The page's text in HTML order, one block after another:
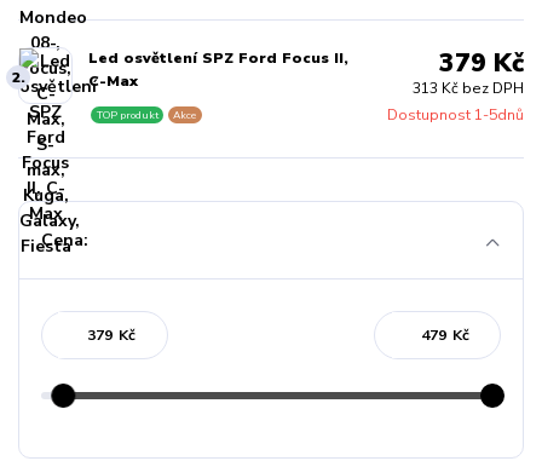
2.
Led osvětlení SPZ Ford Focus II,
C-Max
Dostupnost 1-5dnů
TOP produkt Akce
379 Kč
313 Kč bez DPH
Cena:
Kč Kč